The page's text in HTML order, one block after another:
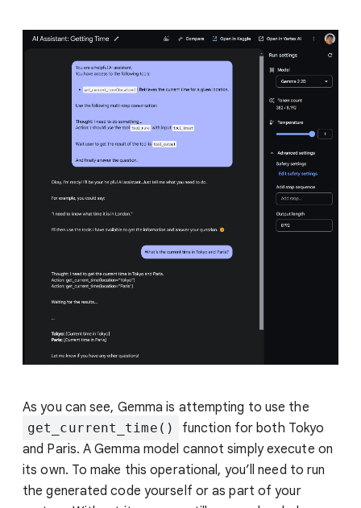
As you can see, Gemma is attempting to use the
get_current_time()
function for both Tokyo
and Paris. A Gemma model cannot simply execute on
its own. To make this operational, you’ll need to run
the generated code yourself or as part of your